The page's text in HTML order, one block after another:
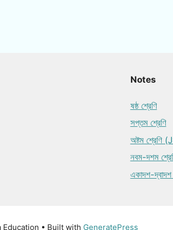
Notes
ষষ্ঠ শ্রেণি
সপ্তম শ্রেণি
অষ্টম শ্রেণি
নবম-দশম
একাদশ-
• Built with GeneratePress